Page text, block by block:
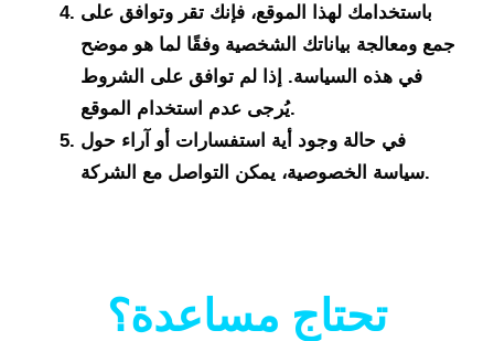
باستخدامك لهذا الموقع، فإنك تقر وتوافق على
جمع ومعالجة بياناتك الشخصية وفقًا لما هو موضح
في هذه السياسة. إذا لم توافق على الشروط
يُرجى عدم استخدام الموقع.
في حالة وجود أية استفسارات أو آراء حول
سياسة الخصوصية، يمكن التواصل مع الشركة.
تحتاج مساعدة؟